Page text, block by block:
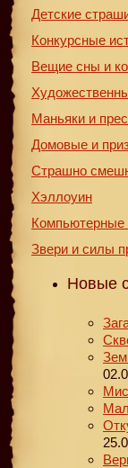
Детские
Конкурсные
Вещие сны и
Маньяки и
Домовые и
Страшно
Хэллоуин
Компьютерные
Звери и силы
Новые